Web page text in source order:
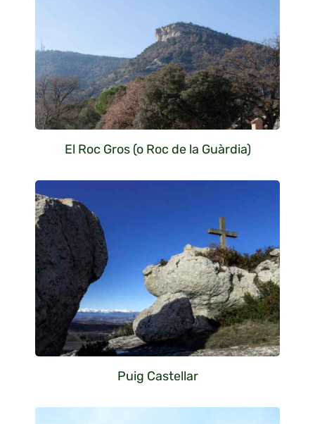
El Roc Gros (o Roc de la Guàrdia)
Puig Castellar